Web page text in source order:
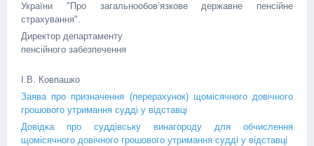
України "Про загальнообов’язкове державне пенсійне
страхування".
Директор департаменту
пенсійного забезпечення
І.В. Ковпашко
Заява про призначення (перерахунок) щомісячного довічного
грошового утримання судді у відставці
Довідка про суддівську винагороду для обчислення
щомісячного довічного грошового утримання судді у відставці